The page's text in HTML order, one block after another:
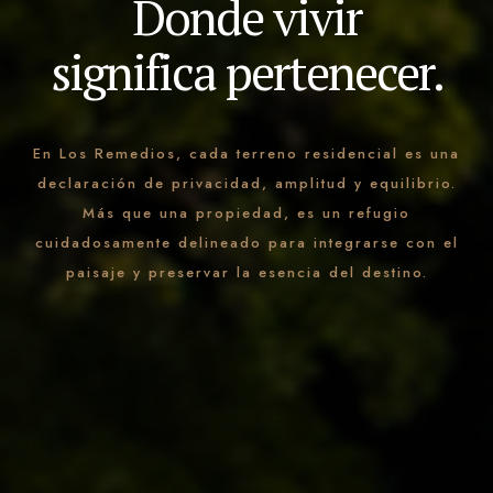
Donde vivir
significa pertenecer.
En Los Remedios, cada terreno residencial es una
declaración de privacidad, amplitud y equilibrio.
Más que una propiedad, es un refugio
cuidadosamente delineado para integrarse con el
paisaje y preservar la esencia del destino.